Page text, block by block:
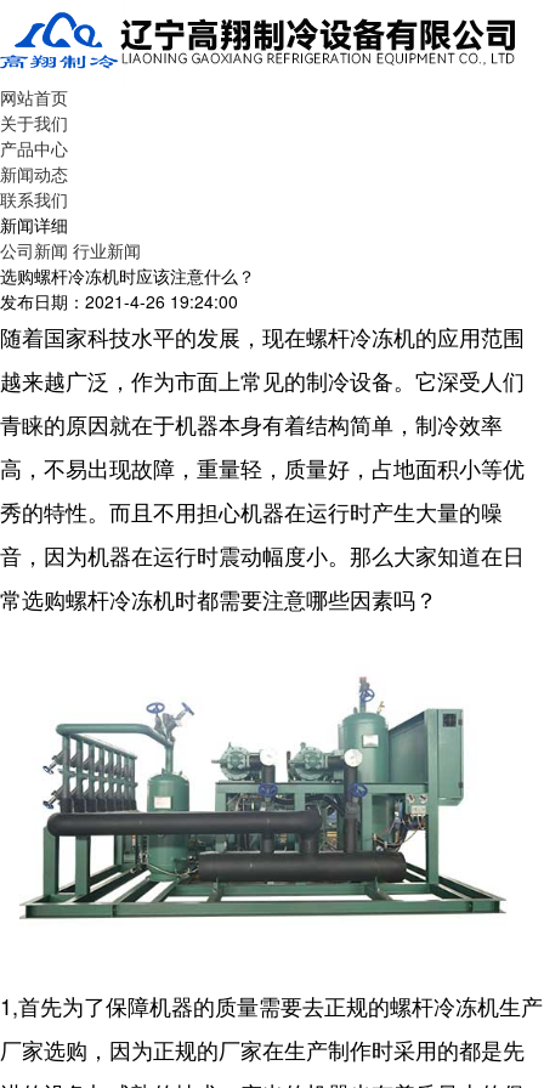
网站首页
关于我们
产品中心
新闻动态
联系我们
新闻详细
公司新闻 行业新闻
选购螺杆冷冻机时应该注意什么？
发布日期：2021-4-26 19:24:00
随着国家科技水平的发展，现在螺杆冷冻机的应用范围
越来越广泛，作为市面上常见的制冷设备。它深受人们
青睐的原因就在于机器本身有着结构简单，制冷效率
高，不易出现故障，重量轻，质量好，占地面积小等优
秀的特性。而且不用担心机器在运行时产生大量的噪
音，因为机器在运行时震动幅度小。那么大家知道在日
常选购螺杆冷冻机时都需要注意哪些因素吗？
1,首先为了保障机器的质量需要去正规的螺杆冷冻机生产
厂家选购，因为正规的厂家在生产制作时采用的都是先